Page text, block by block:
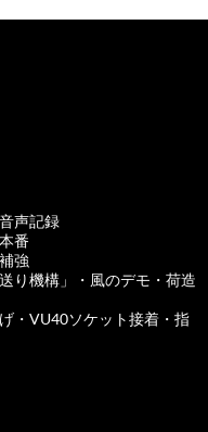
声記録
番
強
り機構」・風のデモ・荷造
・VU40ソケット接着・指